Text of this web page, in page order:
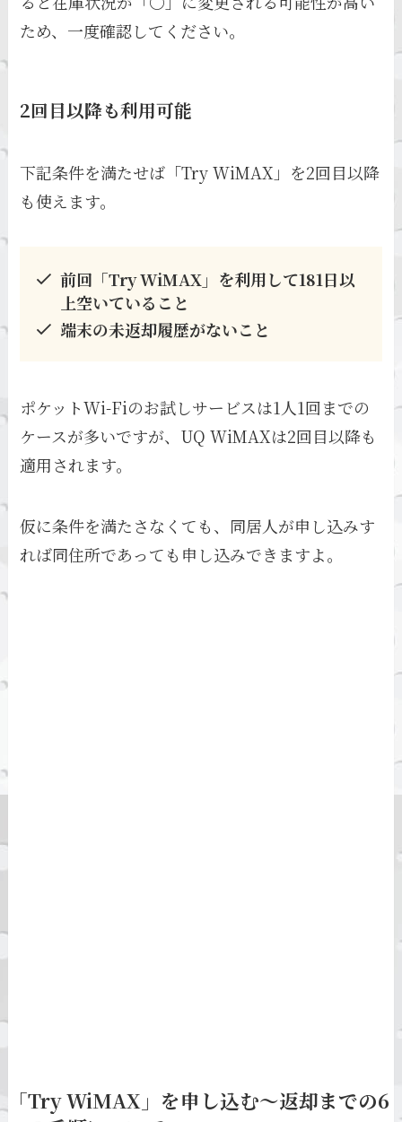
ため、一度確認してください。
2回目以降も利用可能
下記条件を満たせば「Try WiMAX」を2回目以降
も使えます。
前回「Try WiMAX」を利用して181日以
上空いていること
端末の未返却履歴がないこと
ポケットWi-Fiのお試しサービスは1人1回までの
ケースが多いですが、UQ WiMAXは2回目以降も
適用されます。
仮に条件を満たさなくても、同居人が申し込みす
れば同住所であっても申し込みできますよ。
「Try WiMAX」を申し込む～返却までの6